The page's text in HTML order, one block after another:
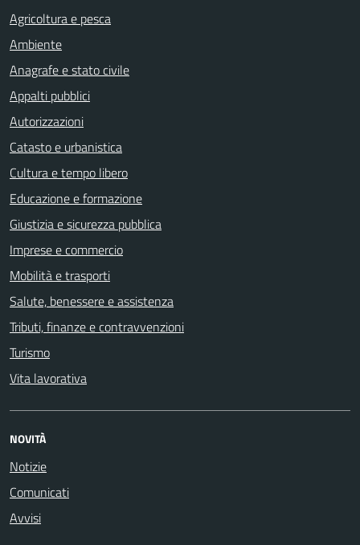
Agricoltura e pesca
Ambiente
Anagrafe e stato civile
Appalti pubblici
Autorizzazioni
Catasto e urbanistica
Cultura e tempo libero
Educazione e formazione
Giustizia e sicurezza pubblica
Imprese e commercio
Mobilità e trasporti
Salute, benessere e assistenza
Tributi, finanze e contravvenzioni
Turismo
Vita lavorativa
NOVITÀ
Notizie
Comunicati
Avvisi